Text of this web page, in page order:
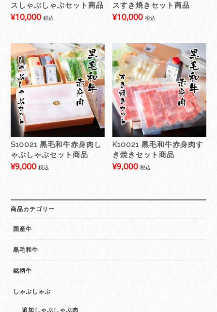
スしゃぶしゃぶセット商品
¥10,000 税込
スすき焼きセット商品
¥10,000 税込
S10021 黒毛和牛赤身肉し
ゃぶしゃぶセット商品
¥9,000 税込
K10021 黒毛和牛赤身肉す
き焼きセット商品
¥9,000 税込
商品カテゴリー
国産牛
黒毛和牛
銘柄牛
しゃぶしゃぶ
追加しゃぶしゃぶ肉